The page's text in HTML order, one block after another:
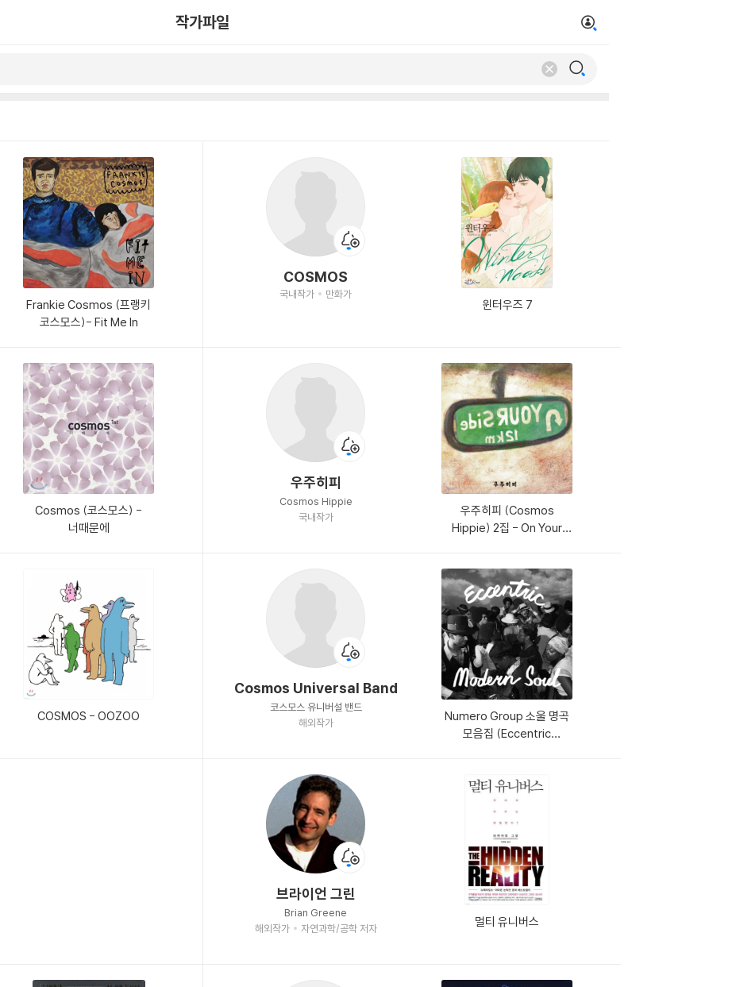
작가파일
Frankie Cosmos (프랭키
코스모스)- Fit Me In
COSMOS
국내작가 만화가
윈터우즈 7
Cosmos (코스모스) -
너때문에
우주히피
Cosmos Hippie
국내작가
우주히피 (Cosmos
Hippie) 2집 - On Your
COSMOS - OOZOO
Cosmos Universal Band
코스모스 유니버설 밴드
해외작가
Numero Group 소울 명곡
모음집 (Eccentric
브라이언 그린
Brian Greene
해외작가
자연과학/공학 저자 멀티 유니버스